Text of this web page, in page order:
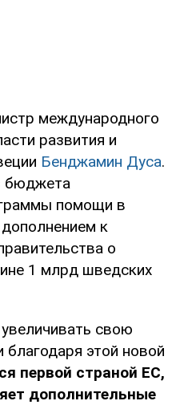
международного
развития и
Бенджамин Дуса.
бюджета
помощи в
к
о
1 млрд шведских
свою
этой новой
первой страной ЕС,
дополнительные